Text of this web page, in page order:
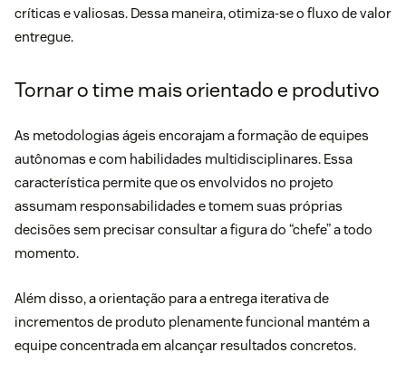
críticas e valiosas. Dessa maneira, otimiza-se o fluxo de valor
entregue.
Tornar o time mais orientado e produtivo
As metodologias ágeis encorajam a formação de equipes
autônomas e com habilidades multidisciplinares. Essa
característica permite que os envolvidos no projeto
assumam responsabilidades e tomem suas próprias
decisões sem precisar consultar a figura do “chefe” a todo
momento.
Além disso, a orientação para a entrega iterativa de
incrementos de produto plenamente funcional mantém a
equipe concentrada em alcançar resultados concretos.